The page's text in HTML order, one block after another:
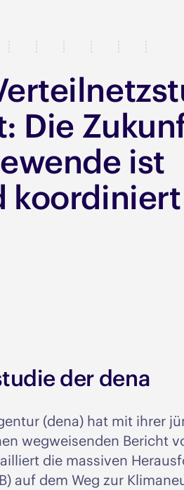
Die
ist
koordiniert
der dena
(dena) hat mit ihrer
wegweisenden Bericht
die massiven
auf dem Weg zur